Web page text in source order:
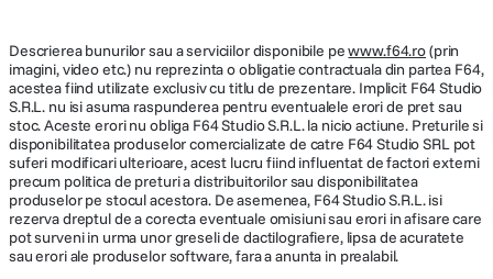
Descrierea bunurilor sau a serviciilor disponibile pewww.f64.ro(prin
imagini, video etc.) nu reprezinta o obligatie contractuala din partea F64,
acestea fiind utilizate exclusiv cu titlu de prezentare. Implicit F64 Studio
S.R.L. nu isi asuma raspunderea pentru eventualele erori de pret sau
stoc. Aceste erori nu obliga F64 Studio S.R.L. la nicio actiune. Preturile si
disponibilitatea produselor comercializate de catre F64 Studio SRL pot
suferi modificari ulterioare, acest lucru fiind influentat de factori externi
precum politica de preturi a distribuitorilor sau disponibilitatea
produselor pe stocul acestora. De asemenea, F64 Studio S.R.L. isi
rezerva dreptul de a corecta eventuale omisiuni sau erori in afisare care
pot surveni in urma unor greseli de dactilografiere, lipsa de acuratete
sau erori ale produselor software, fara a anunta in prealabil.